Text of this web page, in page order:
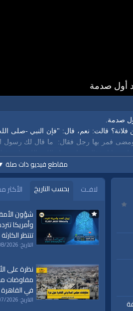
قالت: نعم، قال: "فإن النبي ‑صلى
فمر بها رجل فقال:
ما قال لك رسول
بوابا، فقالت: يا رسول الله والله ما
عند|أول
مقاطع فيديو ذات صلة
لافـت بحسب التاريخ
شؤون الأمة
وأمريكا
تنتظر الكارثة
التاريخ: 08/08/2026
مفاوضات
في
التاريخ: 08/07/2026